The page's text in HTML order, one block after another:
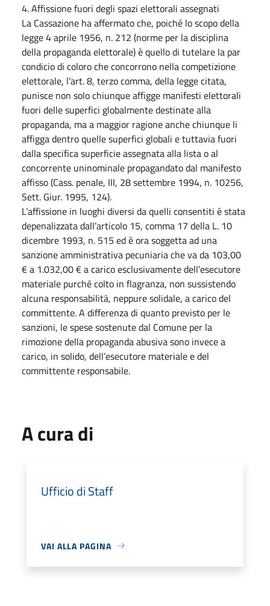
4. Affissione fuori degli spazi elettorali assegnati
La Cassazione ha affermato che, poiché lo scopo della
legge 4 aprile 1956, n. 212 (norme per la disciplina
della propaganda elettorale) è quello di tutelare la par
condicio di coloro che concorrono nella competizione
elettorale, l’art. 8, terzo comma, della legge citata,
punisce non solo chiunque affigge manifesti elettorali
fuori delle superfici globalmente destinate alla
propaganda, ma a maggior ragione anche chiunque li
affigga dentro quelle superfici globali e tuttavia fuori
dalla specifica superficie assegnata alla lista o al
concorrente uninominale propagandato dal manifesto
affisso (Cass. penale, III, 28 settembre 1994, n. 10256,
Sett. Giur. 1995, 124).
L’affissione in luoghi diversi da quelli consentiti è stata
depenalizzata dall’articolo 15, comma 17 della L. 10
dicembre 1993, n. 515 ed è ora soggetta ad una
sanzione amministrativa pecuniaria che va da 103,00
€ a 1.032,00 € a carico esclusivamente dell’esecutore
materiale purché colto in flagranza, non sussistendo
alcuna responsabilità, neppure solidale, a carico del
committente. A differenza di quanto previsto per le
sanzioni, le spese sostenute dal Comune per la
rimozione della propaganda abusiva sono invece a
carico, in solido, dell’esecutore materiale e del
committente responsabile.
A cura di
Ufficio di Staff
VAI ALLA PAGINA